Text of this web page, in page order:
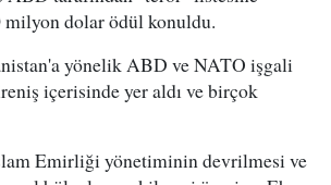
milyon dolar ödül konuldu.
yönelik ABD ve NATO işgali
içerisinde yer aldı ve birçok
Emirliği yönetiminin devrilmesi ve